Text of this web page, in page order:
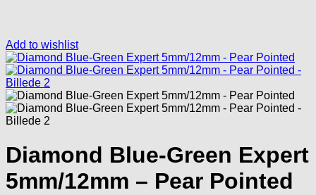
Add to wishlist
Diamond Blue-Green Expert
5mm/12mm – Pear Pointed